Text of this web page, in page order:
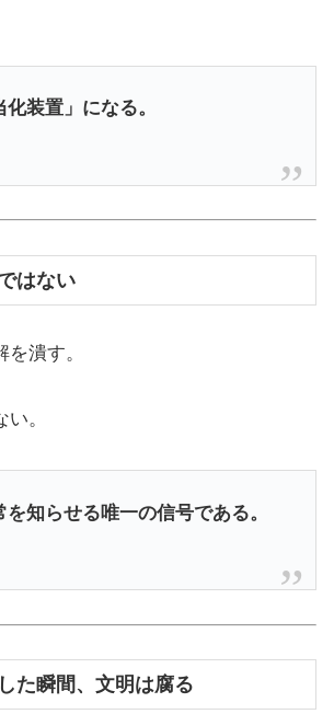
装置」になる。
はない
潰す。
。
を知らせる唯一の信号である。
た瞬間、文明は腐る